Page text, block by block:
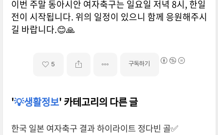
이번 주말 동아시안 여자축구는 일요일 저녁 8시, 한일
전이 시작됩니다. 위의 일정이 있으니 함께 응원해주시
길 바랍니다.😊🙏
5 구독하기
'💡생활정보' 카테고리의 다른 글
한국 일본 여자축구 결과 하이라이트 정다빈 골✅